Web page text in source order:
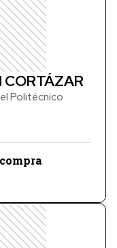
CORTÁZAR
Politécnico